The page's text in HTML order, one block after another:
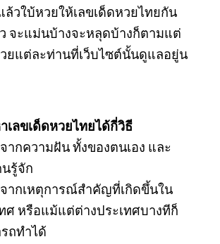
ล้วใบ้หวยให้เลขเด็ดหวยไทยกัน
จะแม่นบ้างจะหลุดบ้างก็ตามแต่
ยแต่ละท่านที่เว็บไซต์นั้นดูแลอยู่น
เลขเด็ดหวยไทยได้กี่วิธี
ากความฝัน ทั้งของตนเอง และ
รู้จัก
ากเหตุการณ์สำคัญที่เกิดขึ้นใน
ศ หรือแม้แต่ต่างประเทศบางทีก็
ถทำได้